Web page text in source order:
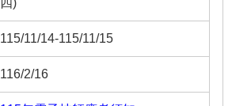
四)
115/11/14-115/11/15
116/2/16